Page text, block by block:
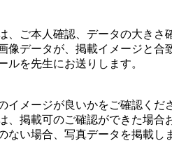
、ご本人確認、データの大きさ
像データが、掲載イメージと合
ルを先生にお送りします。
イメージが良いかをご確認くだ
、掲載可のご確認ができた場合
ない場合、写真データを掲載し